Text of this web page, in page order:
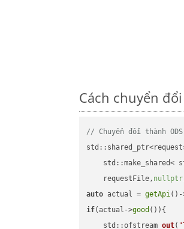
Cách chuyển
// Chuyển đổi thành
std::make_shared<
    requestFile,
nullptr
auto actual = getApi()-
if(actual->good ()){
std::ofstream out(